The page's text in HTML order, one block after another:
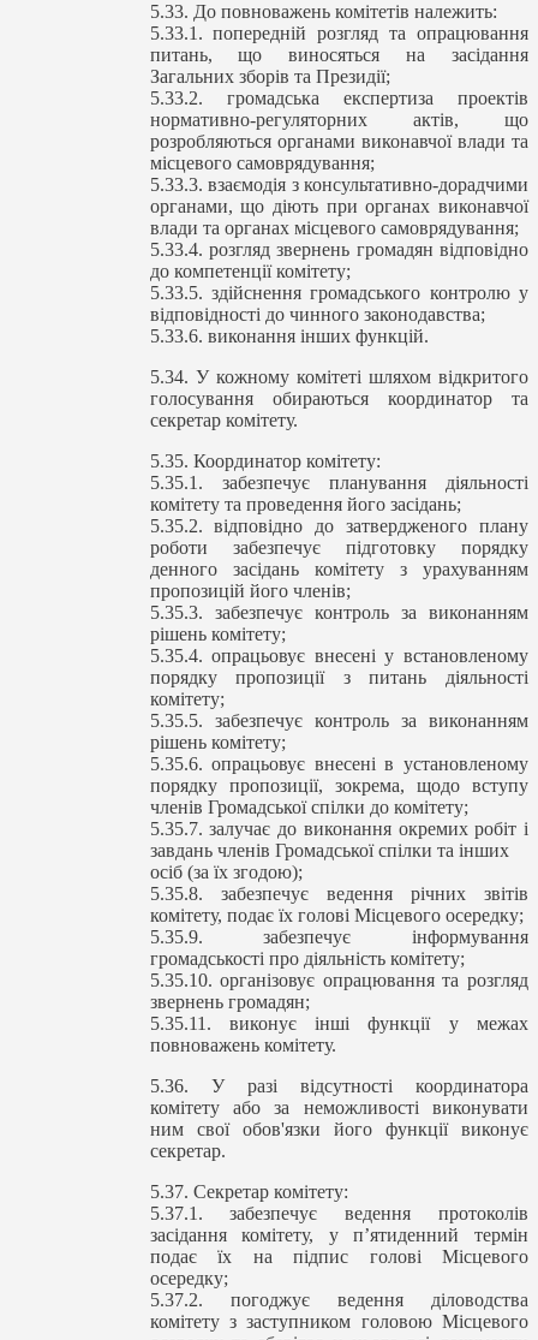
5.33. До повноважень комітетів належить:
5.33.1. попередній розгляд та опрацювання
питань, що виносяться на засідання
Загальних зборів та Президії;
5.33.2. громадська експертиза проектів
нормативно-регуляторних актів, що
розробляються органами виконавчої влади та
місцевого самоврядування;
5.33.3. взаємодія з консультативно-дорадчими
органами, що діють при органах виконавчої
влади та органах місцевого самоврядування;
5.33.4. розгляд звернень громадян відповідно
до компетенції комітету;
5.33.5. здійснення громадського контролю у
відповідності до чинного законодавства;
5.33.6. виконання інших функцій.
5.34. У кожному комітеті шляхом відкритого
голосування обираються координатор та
секретар комітету.
5.35. Координатор комітету:
5.35.1. забезпечує планування діяльності
комітету та проведення його засідань;
5.35.2. відповідно до затвердженого плану
роботи забезпечує підготовку порядку
денного засідань комітету з урахуванням
пропозицій його членів;
5.35.3. забезпечує контроль за виконанням
рішень комітету;
5.35.4. опрацьовує внесені у встановленому
порядку пропозиції з питань діяльності
комітету;
5.35.5. забезпечує контроль за виконанням
рішень комітету;
5.35.6. опрацьовує внесені в установленому
порядку пропозиції, зокрема, щодо вступу
членів Громадської спілки до комітету;
5.35.7. залучає до виконання окремих робіт і
завдань членів Громадської спілки та інших
осіб (за їх згодою);
5.35.8. забезпечує ведення річних звітів
комітету, подає їх голові Місцевого осередку;
5.35.9. забезпечує інформування
громадськості про діяльність комітету;
5.35.10. організовує опрацювання та розгляд
звернень громадян;
5.35.11. виконує інші функції у межах
повноважень комітету.
5.36. У разі відсутності координатора
комітету або за неможливості виконувати
ним свої обов'язки його функції виконує
секретар.
5.37. Секретар комітету:
5.37.1. забезпечує ведення протоколів
засідання комітету, у п’ятиденний термін
подає їх на підпис голові Місцевого
осередку;
5.37.2. погоджує ведення діловодства
комітету з заступником головою Місцевого